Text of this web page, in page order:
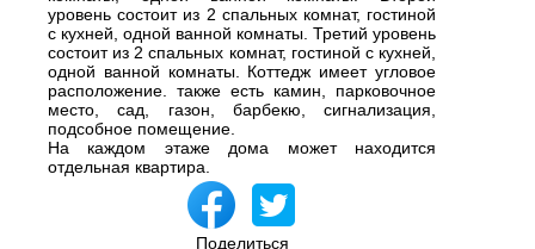
уровень состоит из 2 спальных комнат, гостиной
с кухней, одной ванной комнаты. Третий уровень
состоит из 2 спальных комнат, гостиной с кухней,
одной ванной комнаты. Коттедж имеет угловое
расположение. также есть камин, парковочное
место, сад, газон, барбекю, сигнализация,
подсобное помещение.
На каждом этаже дома может находится
отдельная квартира.
Поделиться